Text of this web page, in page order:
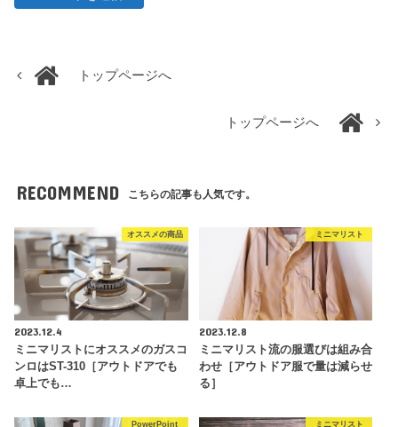
トップページへ
トップページへ
RECOMMEND こちらの記事も人気です。
オススメの商品
2023.12.4
ミニマリストにオススメのガスコ
ンロはST-310［アウトドアでも
卓上でも…
ミニマリスト
2023.12.8
ミニマリスト流の服選びは組み合
わせ［アウトドア服で量は減らせ
る］
PowerPoint ミニマリスト